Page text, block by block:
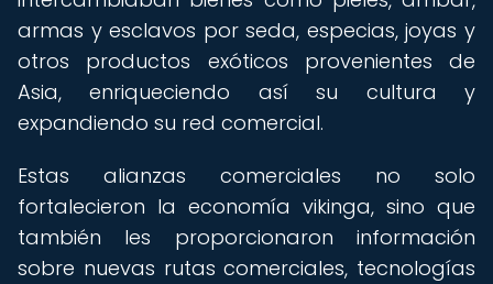
armas y esclavos por seda, especias, joyas y
otros productos exóticos provenientes de
Asia, enriqueciendo así su cultura y
expandiendo su red comercial.
Estas alianzas comerciales no solo
fortalecieron la economía vikinga, sino que
también les proporcionaron información
sobre nuevas rutas comerciales, tecnologías